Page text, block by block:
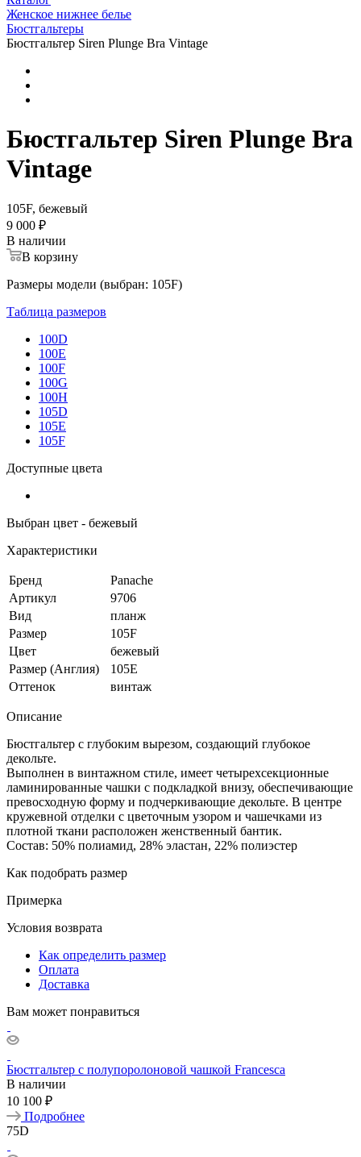
Женское нижнее белье
Бюстгальтеры
Бюстгальтер Siren Plunge Bra Vintage
Бюстгальтер Siren Plunge Bra
Vintage
105F, бежевый
9 000 ₽
В наличии
В корзину
Размеры модели (выбран: 105F)
Таблица размеров
100D
100E
100F
100G
100H
105D
105E
105F
Доступные цвета
Выбран цвет - бежевый
Характеристики
Бренд
Panache
Артикул
9706
Вид
планж
Размер
105F
Цвет
бежевый
Размер (Англия)
105E
Оттенок
винтаж
Описание
Бюстгальтер с глубоким вырезом, создающий глубокое
декольте.
Выполнен в винтажном стиле, имеет четырехсекционные
ламинированные чашки с подкладкой внизу, обеспечивающие
превосходную форму и подчеркивающие декольте. В центре
кружевной отделки с цветочным узором и чашечками из
плотной ткани расположен женственный бантик.
Состав: 50% полиамид, 28% эластан, 22% полиэстер
Как подобрать размер
Примерка
Условия возврата
Как определить размер
Оплата
Доставка
Вам может понравиться
Бюстгальтер с полупоролоновой чашкой Francesca
В наличии
10 100 ₽
Подробнее
75D